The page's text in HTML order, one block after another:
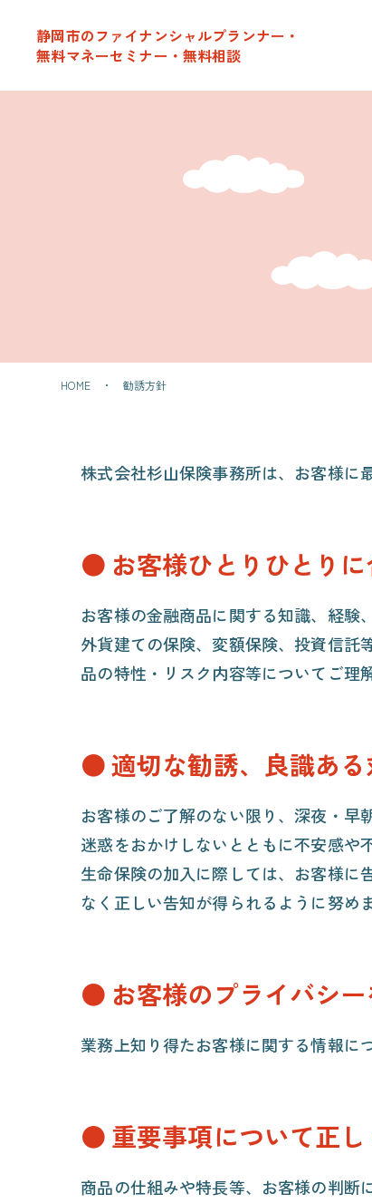
静岡市のファイナンシャルプランナー・
無料マネーセミナー・無料相談
サービスのご案内
マネーセミナー開催報告
HOME 勧誘方針
株式会社杉山保険事務所は、お客様に
お客様ひとりひとり
お客様の金融商品に関する知識、経験
外貨建ての保険、変額保険、投資信託
品の特性・リスク内容等についてご理
適切な勧誘、良識あ
お客様のご了解のない限り、深夜・早
迷惑をおかけしないとともに不安感や
生命保険の加入に際しては、お客様に
なく正しい告知が得られるように努めま
お客様のプライバシ
業務上知り得たお客様に関する情報に
重要事項について正
商品の仕組みや特長等、お客様の判断